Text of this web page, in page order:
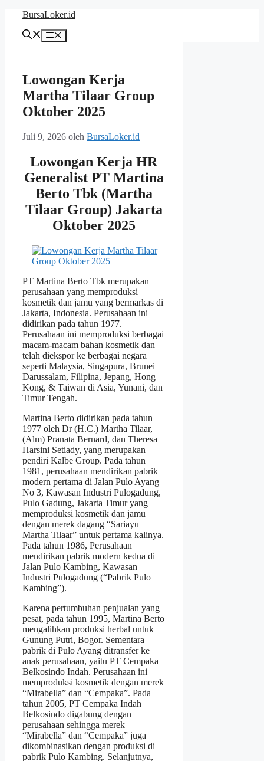
Langsung
BursaLoker.id
Menu
Lowongan Kerja
Martha Tilaar Group
Oktober 2025
Juli 9, 2026 oleh BursaLoker.id
Lowongan Kerja HR
Generalist PT Martina
Berto Tbk (Martha
Tilaar Group) Jakarta
Oktober 2025
PT Martina Berto Tbk merupakan
perusahaan yang memproduksi
kosmetik dan jamu yang bermarkas di
Jakarta, Indonesia. Perusahaan ini
didirikan pada tahun 1977.
Perusahaan ini memproduksi berbagai
macam-macam bahan kosmetik dan
telah diekspor ke berbagai negara
seperti Malaysia, Singapura, Brunei
Darussalam, Filipina, Jepang, Hong
Kong, & Taiwan di Asia, Yunani, dan
Timur Tengah.
Martina Berto didirikan pada tahun
1977 oleh Dr (H.C.) Martha Tilaar,
(Alm) Pranata Bernard, dan Theresa
Harsini Setiady, yang merupakan
pendiri Kalbe Group. Pada tahun
1981, perusahaan mendirikan pabrik
modern pertama di Jalan Pulo Ayang
No 3, Kawasan Industri Pulogadung,
Pulo Gadung, Jakarta Timur yang
memproduksi kosmetik dan jamu
dengan merek dagang “Sariayu
Martha Tilaar” untuk pertama kalinya.
Pada tahun 1986, Perusahaan
mendirikan pabrik modern kedua di
Jalan Pulo Kambing, Kawasan
Industri Pulogadung (“Pabrik Pulo
Kambing”).
Karena pertumbuhan penjualan yang
pesat, pada tahun 1995, Martina Berto
mengalihkan produksi herbal untuk
Gunung Putri, Bogor. Sementara
pabrik di Pulo Ayang ditransfer ke
anak perusahaan, yaitu PT Cempaka
Belkosindo Indah. Perusahaan ini
memproduksi kosmetik dengan merek
“Mirabella” dan “Cempaka”. Pada
tahun 2005, PT Cempaka Indah
Belkosindo digabung dengan
perusahaan sehingga merek
“Mirabella” dan “Cempaka” juga
dikombinasikan dengan produksi di
pabrik Pulo Kambing. Selanjutnya,